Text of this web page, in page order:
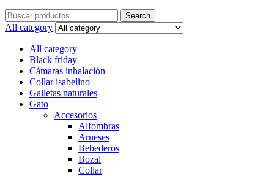
Search
for:
Search
All category
All category
Black friday
Cámaras inhalación
Collar isabelino
Galletas naturales
Gato
Accesorios
Alfombras
Arneses
Bebederos
Bozal
Collar